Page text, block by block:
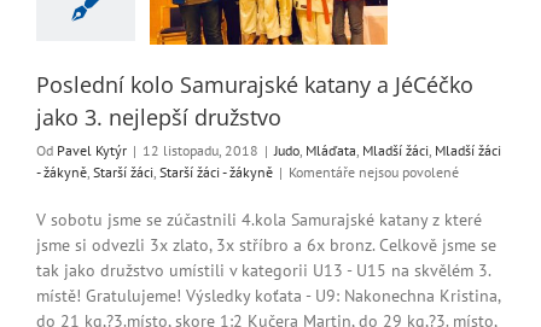
Mladší žáci
Poslední kolo Samurajské katany a JéCéčko
jako 3. nejlepší družstvo
Od Pavel Kytýr | 12 listopadu, 2018 | Judo, Mláďata, Mladší žáci, Mladší žáci
- žákyně, Starší žáci, Starší žáci - žákyně | Komentáře nejsou povolenéu
s
kolo
Samurajské
katany
V sobotu jsme se zúčastnili 4.kola Samurajské katany z které
jsme si odvezli 3x zlato, 3x stříbro a 6x bronz. Celkově jsme se
tak jako družstvo umístili v kategorii U13 - U15 na skvělém 3.
místě! Gratulujeme! Výsledky koťata - U9: Nakonechna Kristina,
do 21 kg,?3.místo, skore 1:2 Kučera Martin, do 29 kg,?3. místo,